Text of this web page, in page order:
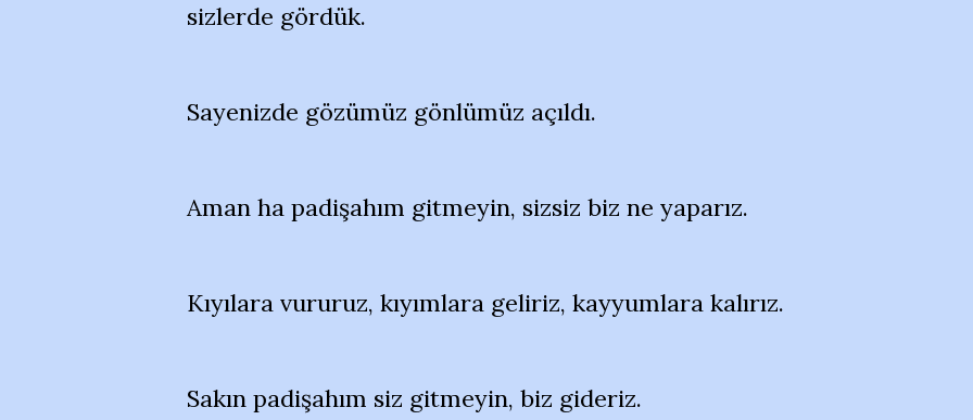
sizlerde gördük.
Sayenizde gözümüz gönlümüz açıldı.
Aman ha padişahım gitmeyin, sizsiz biz ne yaparız.
Kıyılara vururuz, kıyımlara geliriz, kayyumlara kalırız.
Sakın padişahım siz gitmeyin, biz gideriz.